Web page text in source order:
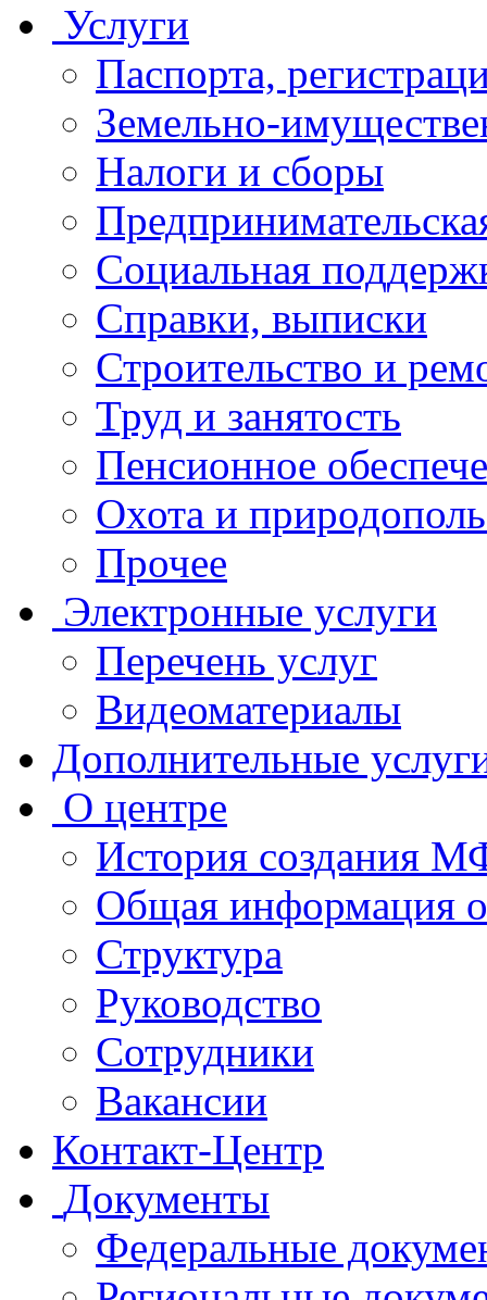
Услуги
Паспорта,
Земельно-
Налоги и сборы
Социальная
Справки, выписки
Строительство и
Труд и занятость
Пенсионное
Охота и
Прочее
Электронные услуги
Перечень услуг
Видеоматериалы
Дополнительные
О центре
История создания
Общая
Структура
Руководство
Сотрудники
Вакансии
Контакт-Центр
Документы
Федеральные